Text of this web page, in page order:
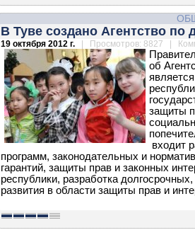
В Туве создано Агентство по
19 октября 2012 г. | Просмотров: 8827 |
об
защиты
входит
программ, законодательных и
гарантий, защиты прав и законных
республики, разработка
развития в области защиты прав и